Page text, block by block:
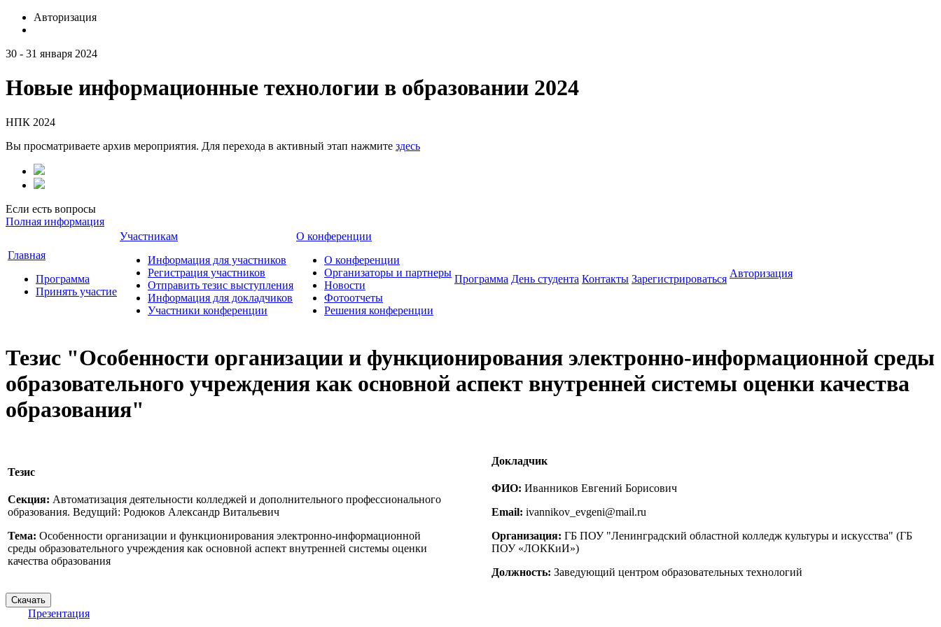
Авторизация
30 - 31 января 2024
Новые информационные технологии в образовании 2024
НПК 2024
Вы просматриваете архив мероприятия. Для перехода в активный этап нажмите здесь
Если есть вопросы
Полная информация
Главная
Программа
Принять участие
Участникам
Информация для участников
Регистрация участников
Отправить тезис выступления
Информация для докладчиков
Участники конференции
О конференции
О конференции
Организаторы и партнеры
Новости
Фотоотчеты
Решения конференции
Программа День студента Контакты Зарегистрироваться Авторизация
Тезис "Особенности организации и функционирования электронно-информационной среды
образовательного учреждения как основной аспект внутренней системы оценки качества
образования"
Тезис
Секция: Автоматизация деятельности колледжей и дополнительного профессионального
образования. Ведущий: Родюков Александр Витальевич
Тема: Особенности организации и функционирования электронно-информационной
среды образовательного учреждения как основной аспект внутренней системы оценки
качества образования
Докладчик
ФИО: Иванников Евгений Борисович
Email: ivannikov_evgeni@mail.ru
Организация: ГБ ПОУ "Ленинградский областной колледж культуры и искусства" (ГБ
ПОУ «ЛОККиИ»)
Должность: Заведующий центром образовательных технологий
Презентация